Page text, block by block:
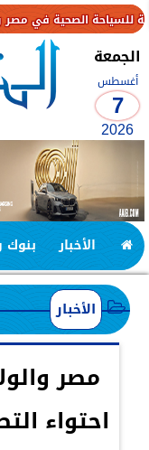
الجمعة
أغسطس
7
2026
الأخبار بنوك
الأخبار
مصر
احتواء